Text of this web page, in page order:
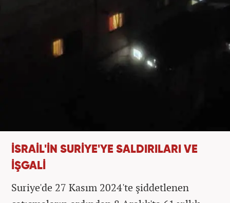
İSRAİL'İN SURİYE'YE SALDIRILARI VE
İŞGALİ
Suriye'de 27 Kasım 2024'te şiddetlenen